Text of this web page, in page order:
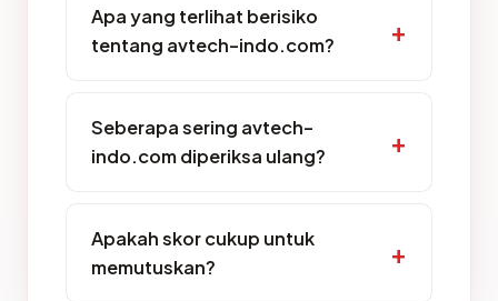
Apa yang terlihat berisiko
tentang avtech-indo.com?
Seberapa sering avtech-
indo.com diperiksa ulang?
Apakah skor cukup untuk
memutuskan?